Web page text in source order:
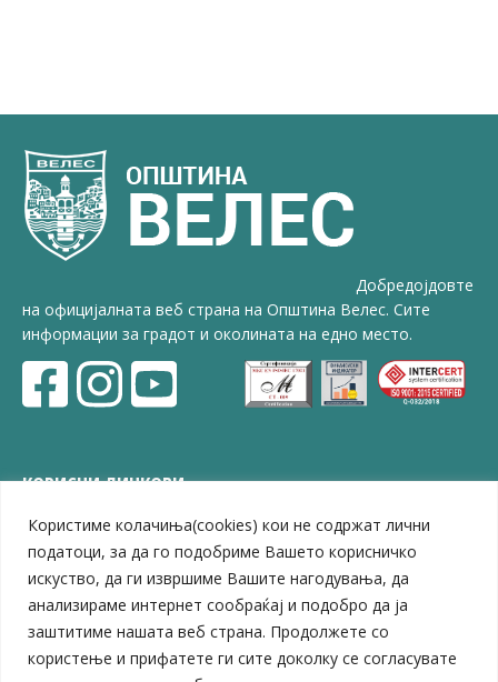
Користиме колачиња(cookies) кои не содржат лични
податоци, за да го подобриме Вашето корисничко
искуство, да ги извршиме Вашите нагодувања, да
анализираме интернет сообраќај и подобро да ја
заштитиме нашата веб страна. Продолжете со
користење и прифатете ги сите доколку се согласувате
Добредојдовте
на официјалната веб страна на Општина Велес. Сите
информации за градот и околината на едно место.
КОРИСНИ ЛИНКОВИ
ЗЕЛС – Заедница на единиците на локална самоуправа
Центар за развој на Вардарски плански регион
Јавно комунално претпријатие „Дервен“
ЈПССО „Парк – спорт и паркинзи“
ЛУ „Народен Музеј“
Влада на Република Северна Македонија